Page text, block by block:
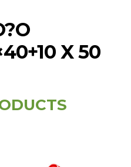
X 50